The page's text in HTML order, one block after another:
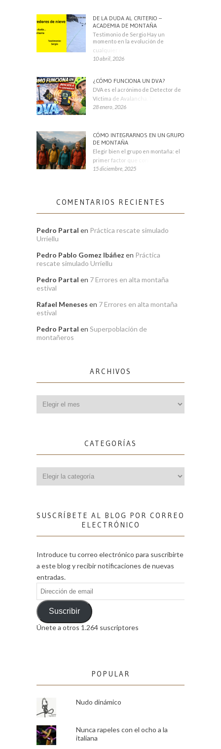
DE LA DUDA AL CRITERIO –
ACADEMIA DE MONTAÑA
Testimonio de Sergio Hay un
momento en la evolución de
cualquier montañero
10 abril, 2026
¿CÓMO FUNCIONA UN DVA?
DVA es el acrónimo de Detector de
Víctima de Avalancha. También se
28 enero, 2026
CÓMO INTEGRARNOS EN UN GRUPO
DE MONTAÑA
Elegir bien el grupo en montaña: el
primer factor que condiciona tu
15 diciembre, 2025
COMENTARIOS RECIENTES
Pedro Partal en Práctica rescate simulado
Urriellu
Pedro Pablo Gomez Ibáñez en Práctica
rescate simulado Urriellu
Pedro Partal en 7 Errores en alta montaña
estival
Rafael Meneses en 7 Errores en alta montaña
estival
Pedro Partal en Superpoblación de
montañeros
ARCHIVOS
CATEGORÍAS
SUSCRÍBETE AL BLOG POR CORREO
ELECTRÓNICO
Introduce tu correo electrónico para suscribirte
a este blog y recibir notificaciones de nuevas
entradas.
Dirección
de
emailSuscribir
Únete a otros 1.264 suscriptores
POPULAR
Nudo dinámico
Nunca rapeles con el ocho a la
italiana